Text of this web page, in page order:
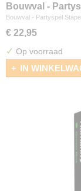
Bouwval -
Bouwval - Partyspel
€ 22,95
✓ Op voorraad
IN